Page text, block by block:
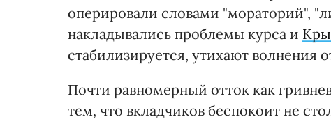
оперировали словами "мораторий",
накладывались проблемы курса и
стабилизируется, утихают волнения
Почти равномерный отток как
тем, что вкладчиков беспокоит не